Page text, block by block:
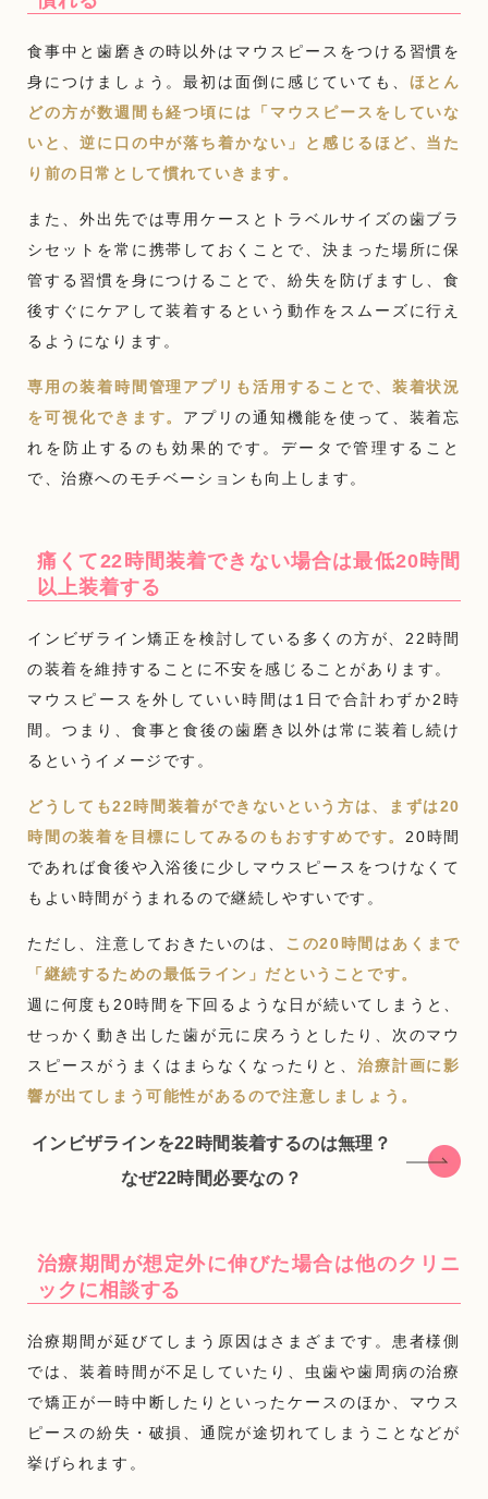
食事中と歯磨きの時以外はマウスピースをつける習慣を
身につけましょう。最初は面倒に感じていても、 ほとん
どの方が数週間も経つ頃には「マウスピースをしていな
いと、逆に口の中が落ち着かない」と感じるほど、当た
り前の日常として慣れていきます。
また、外出先では専用ケースとトラベルサイズの歯ブラ
シセットを常に携帯しておくことで、決まった場所に保
管する習慣を身につけることで、紛失を防げますし、食
後すぐにケアして装着するという動作をスムーズに行え
るようになります。
専用の装着時間管理アプリも活用することで、装着状況
を可視化できます。 アプリの通知機能を使って、装着忘
れを防止するのも効果的です。データで管理すること
で、治療へのモチベーションも向上します。
痛くて22時間装着できない場合は最低20時間
以上装着する
インビザライン矯正を検討している多くの方が、22時間
の装着を維持することに不安を感じることがあります。
マウスピースを外していい時間は1日で合計わずか2時
間。つまり、食事と食後の歯磨き以外は常に装着し続け
るというイメージです。
どうしても22時間装着ができないという方は、まずは20
時間の装着を目標にしてみるのもおすすめです。 20時間
であれば食後や入浴後に少しマウスピースをつけなくて
もよい時間がうまれるので継続しやすいです。
ただし、注意しておきたいのは、 この20時間はあくまで
「継続するための最低ライン」だということです。
週に何度も20時間を下回るような日が続いてしまうと、
せっかく動き出した歯が元に戻ろうとしたり、次のマウ
スピースがうまくはまらなくなったりと、 治療計画に影
響が出てしまう可能性があるので注意しましょう。
インビザラインを22時間装着するのは無理？
なぜ22時間必要なの？
治療期間が想定外に伸びた場合は他のクリニ
ックに相談する
治療期間が延びてしまう原因はさまざまです。患者様側
では、装着時間が不足していたり、虫歯や歯周病の治療
で矯正が一時中断したりといったケースのほか、マウス
ピースの紛失・破損、通院が途切れてしまうことなどが
挙げられます。